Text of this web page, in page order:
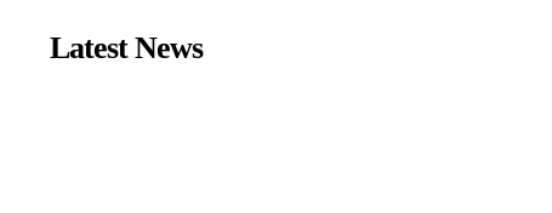
Latest News